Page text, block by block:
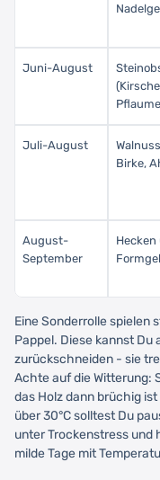
Juni-August
Juli-August
Birke,
August-
September
Hecken
Eine Sonderrolle spielen
Pappel. Diese kannst
zurückschneiden - sie
Achte auf die Witterung:
das Holz dann brüchig
über 30°C solltest Du
unter Trockenstress und
milde Tage mit